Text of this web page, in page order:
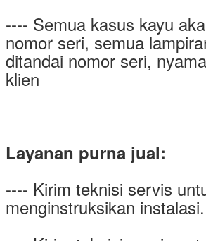
---- Semua kasus kayu
nomor seri, semua
ditandai nomor seri,
klien
Layanan purna jual:
---- Kirim teknisi servis
menginstruksikan instalasi.